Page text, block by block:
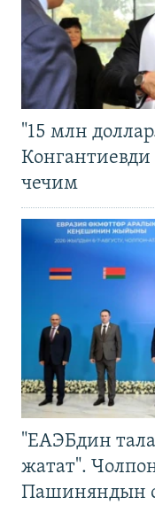
"15 млн
Конгантиевди
чечим
"ЕАЭБдин
жатат".
Пашиняндын